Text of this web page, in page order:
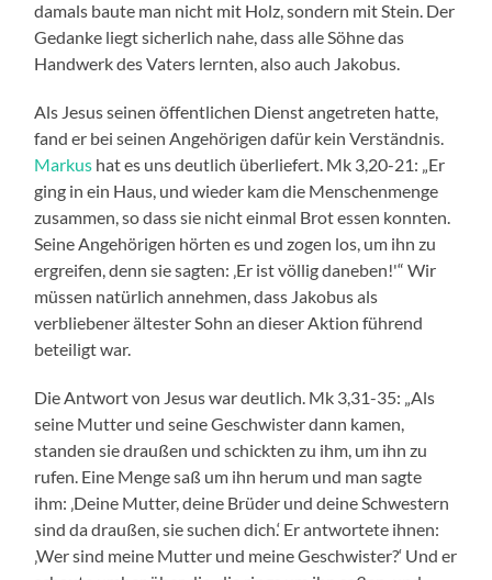
damals baute man nicht mit Holz, sondern mit Stein. Der
Gedanke liegt sicherlich nahe, dass alle Söhne das
Handwerk des Vaters lernten, also auch Jakobus.
Als Jesus seinen öffentlichen Dienst angetreten hatte,
fand er bei seinen Angehörigen dafür kein Verständnis.
Markus hat es uns deutlich überliefert. Mk 3,20-21: „Er
ging in ein Haus, und wieder kam die Menschenmenge
zusammen, so dass sie nicht einmal Brot essen konnten.
Seine Angehörigen hörten es und zogen los, um ihn zu
ergreifen, denn sie sagten: ‚Er ist völlig daneben!'“ Wir
müssen natürlich annehmen, dass Jakobus als
verbliebener ältester Sohn an dieser Aktion führend
beteiligt war.
Die Antwort von Jesus war deutlich. Mk 3,31-35: „Als
seine Mutter und seine Geschwister dann kamen,
standen sie draußen und schickten zu ihm, um ihn zu
rufen. Eine Menge saß um ihn herum und man sagte
ihm: ‚Deine Mutter, deine Brüder und deine Schwestern
sind da draußen, sie suchen dich.‘ Er antwortete ihnen:
‚Wer sind meine Mutter und meine Geschwister?‘ Und er